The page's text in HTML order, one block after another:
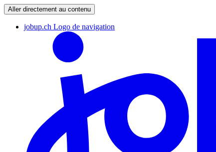
Aller directement au contenu
jobup.ch Logo de navigation